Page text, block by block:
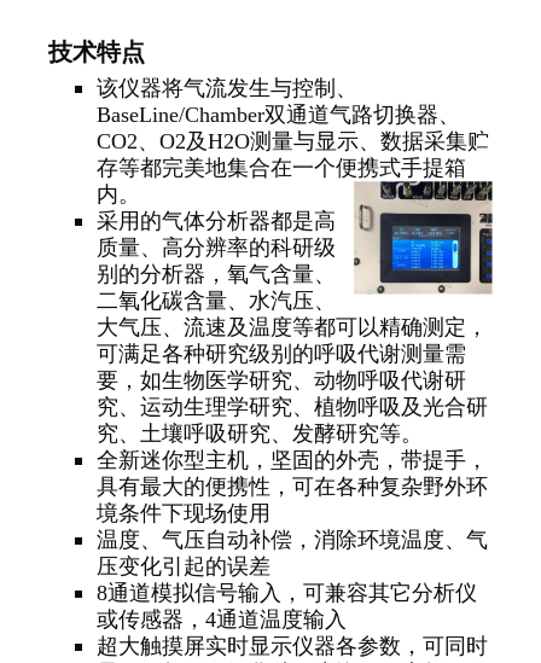
技术特点
该仪器将气流发生与控制、
BaseLine/Chamber双通道气路切换器、
CO2、O2及H2O测量与显示、数据采集贮
存等都完美地集合在一个便携式手提箱
内。
采用的气体分析器都是高
质量、高分辨率的科研级
别的分析器，氧气含量、
二氧化碳含量、水汽压、
大气压、流速及温度等都可以精确测定，
可满足各种研究级别的呼吸代谢测量需
要，如生物医学研究、动物呼吸代谢研
究、运动生理学研究、植物呼吸及光合研
究、土壤呼吸研究、发酵研究等。
全新迷你型主机，坚固的外壳，带提手，
具有最大的便携性，可在各种复杂野外环
境条件下现场使用
温度、气压自动补偿，消除环境温度、气
压变化引起的误差
8通道模拟信号输入，可兼容其它分析仪
或传感器，4通道温度输入
超大触摸屏实时显示仪器各参数，可同时